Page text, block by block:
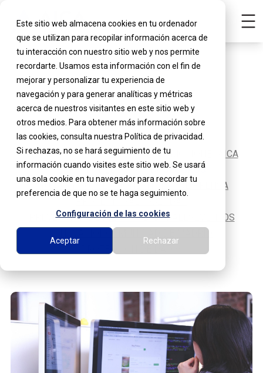
Este sitio web almacena cookies en tu ordenador
que se utilizan para recopilar información acerca de
tu interacción con nuestro sitio web y nos permite
recordarte. Usamos esta información con el fin de
mejorar y personalizar tu experiencia de
navegación y para generar analíticas y métricas
acerca de nuestros visitantes en este sitio web y
otros medios. Para obtener más información sobre
las cookies, consulta nuestra Política de privacidad.
Si rechazas, no se hará seguimiento de tu
información cuando visites este sitio web. Se usará
una sola cookie en tu navegador para recordar tu
preferencia de que no se te haga seguimiento.
Configuración de las cookies
Aceptar Rechazar
Noticias
VER TODONOTICIASLABORAL PROMOCIONES
AICA
ESPACIO DEL ASOCIADOSEGUROS
AYUDAS Y SUBVENCIONESNOTAS DE PRENSA
PROYECTOS
ALCOBENDAS
PREVENCIÓN DE RIESGOS LABORALES
EVENTOS
COMUNIDAD DE MADRID
PROTECCIÓN DE DATOS